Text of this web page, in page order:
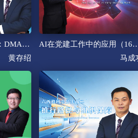
六西格玛全景实战三：DMAIC流程的精细化拆解（4集）
黄存绍
AI在党建工作中的
马成